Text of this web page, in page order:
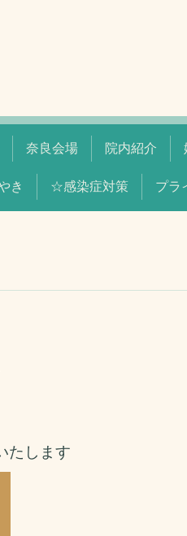
奈良会場 院内紹介
き ☆感染症対策 プラ
たします